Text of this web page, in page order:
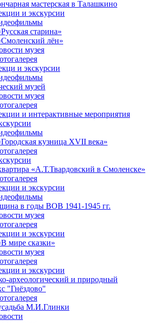
мастерская в Талашкино
и экскурсии
старина»
лён»
музея
и экскурсии
музей
музея
и интерактивные мероприятия
кузница XVII века»
«А.Т.Твардовский в Смоленске»
и экскурсии
в годы ВОВ 1941-1945 гг.
музея
и экскурсии
мире сказки»
музея
и экскурсии
археологический и природный
"Гнёздово"
М.И.Глинки